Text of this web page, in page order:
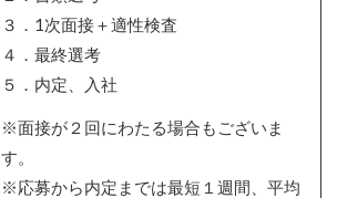
３．1次面接＋適性検査
４．最終選考
５．内定、入社
※面接が２回にわたる場合もございま
す。
※応募から内定までは最短１週間、平均